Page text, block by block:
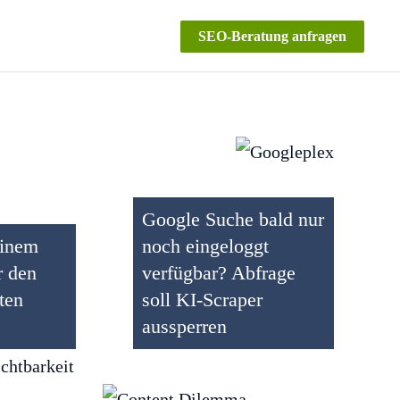
SEO-Beratung anfragen
den
Google Suche bald nur
noch eingeloggt
verfügbar? Abfrage
soll KI-Scraper
aussperren